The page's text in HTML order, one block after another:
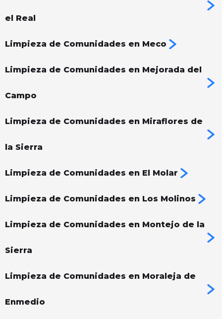
el Real
Limpieza de Comunidades en Meco
Limpieza de Comunidades en Mejorada del
Campo
Limpieza de Comunidades en Miraflores de
la Sierra
Limpieza de Comunidades en El Molar
Limpieza de Comunidades en Los Molinos
Limpieza de Comunidades en Montejo de la
Sierra
Limpieza de Comunidades en Moraleja de
Enmedio